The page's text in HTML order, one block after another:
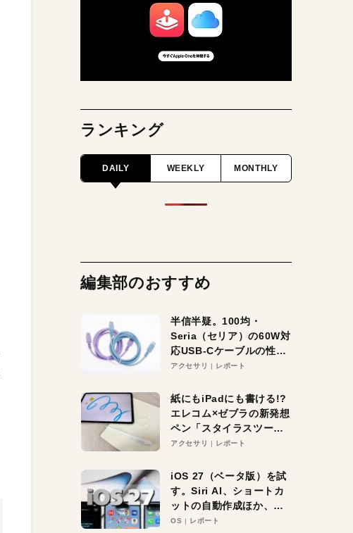
ランキング
DAILY WEEKLY MONTHLY
編集部のおすすめ
半信半疑。100均・
Seria（セリア）の60W対
応USB-Cケーブルの性能
を検証。超コスパの1本を
アクセサリ レポート
紙にもiPadにも書ける!?
エレコム×ゼブラの新発想
ペン「スタイラスツーウ
ェイ」レビュー。持ち替
アクセサリ レポート
iOS 27（ベータ版）を試
す。Siri AI、ショートカ
ットの自動作成ほか、期
待大の便利機能5選。
OS レポート